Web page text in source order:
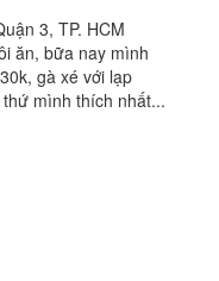
3, TP. HCM
ăn, bữa nay mình
gà xé với lạp
mình thích nhất...